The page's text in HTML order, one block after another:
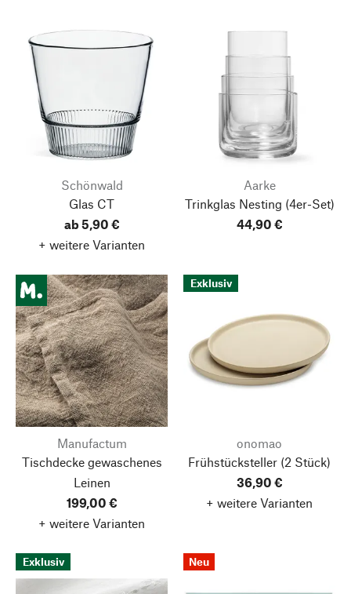
Schönwald
Glas CT
ab 5,90 €
+ weitere Varianten
Aarke
Trinkglas Nesting (4er-Set)
44,90 €
Manufactum
Tischdecke gewaschenes
Leinen
199,00 €
+ weitere Varianten
Exklusiv
onomao
Frühstücksteller (2 Stück)
36,90 €
+ weitere Varianten
Exklusiv Neu